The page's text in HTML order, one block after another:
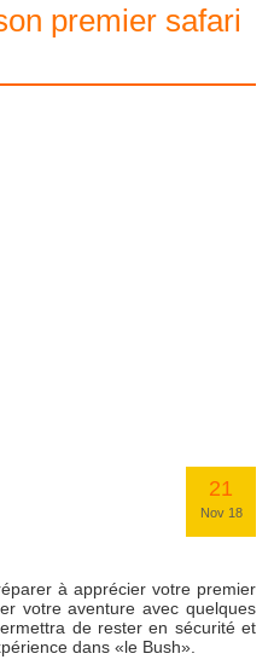
premier safari
21
Nov 18
à apprécier votre premier
votre aventure avec quelques
de rester en sécurité et
dans «le Bush».